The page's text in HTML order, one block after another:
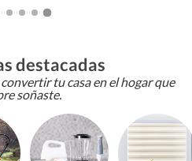
destacadas
tu casa en el hogar que
soñaste.